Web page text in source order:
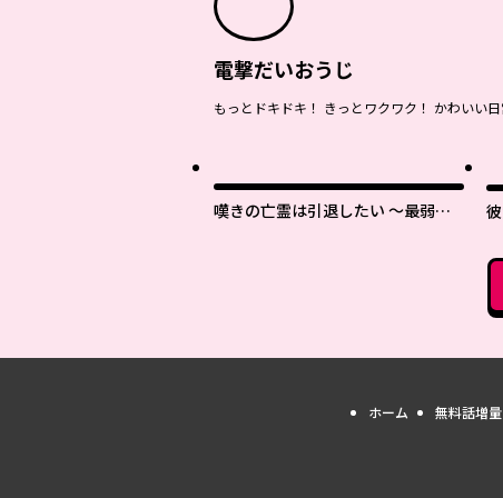
電撃だいおうじ
もっとドキドキ！ きっとワクワク！ かわいい
嘆きの亡霊は引退したい ～最弱ハ
ホーム 無料話増量